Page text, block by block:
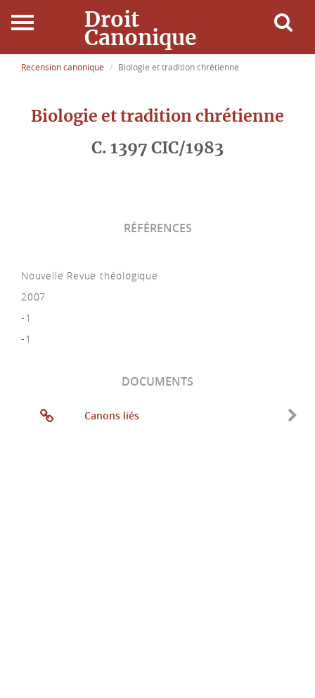
Droit
Canonique
Accueil
Droit Canonique
Recension canonique Biologie et tradition chrétienne
Biologie et tradition chrétienne
C. 1397 CIC/1983
RÉFÉRENCES
Nouvelle Revue théologique
2007
-1
-1
DOCUMENTS
Canons liés